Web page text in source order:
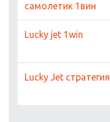
самолетик 1вин
Lucky jet 1win
Lucky Jet стратегия